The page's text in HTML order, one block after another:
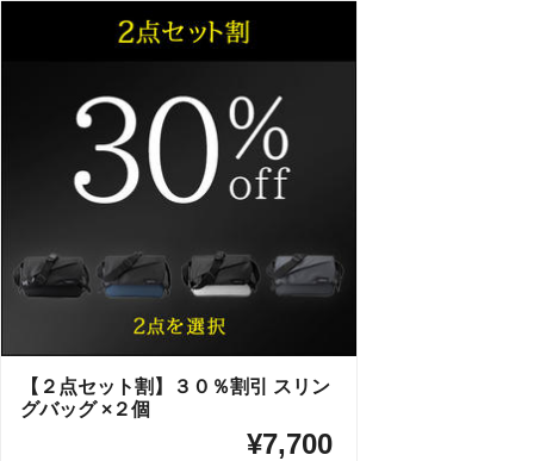
【２点セット割】３０％割引 スリン
グバッグ ×２個
¥7,700